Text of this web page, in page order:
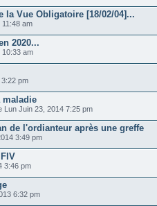
la Vue Obligatoire [18/02/04]...
am
2020...
10:33 am
pm
maladie
Lun Juin 23, 2014 7:25 pm
de l'ordianteur après une greffe
3:49 pm
3:46 pm
6:32 pm